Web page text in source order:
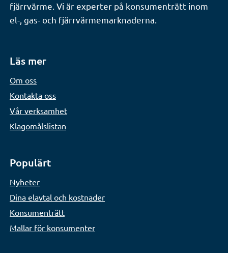
fjärrvärme. Vi är experter på konsumenträtt inom
el-, gas- och fjärrvärmemarknaderna.
Läs mer
Om oss
Kontakta oss
Vår verksamhet
Klagomålslistan
Populärt
Nyheter
Dina elavtal och kostnader
Konsumenträtt
Mallar för konsumenter